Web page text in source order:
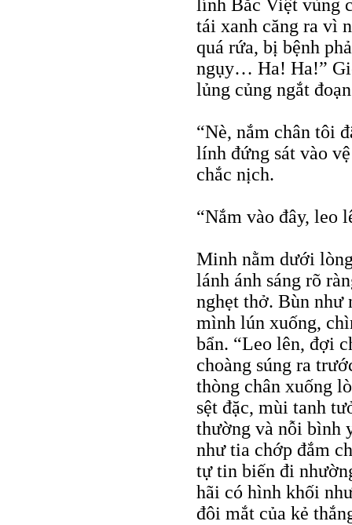
lính Bắc Việt vùng
tái xanh căng ra vì
quá rứa, bị bệnh
ngụy… Ha! Ha!”
lủng củng ngắt
“Nè, nắm chân tôi
lính đứng sát vào
chắc nịch.
“Nắm vào đây, leo
Minh nằm dưới
lánh ánh sáng rõ
nghẹt thở. Bùn như
mình lún xuống,
bẩn. “Leo lên, đợi
choàng súng ra
thòng chân xuống
sệt đặc, mùi tanh
thường và nỗi bình
như tia chớp đắm
tự tin biến đi
hãi có hình khối
đôi mắt của kẻ